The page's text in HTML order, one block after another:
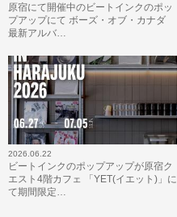
原宿にて開催中のビートインクのポッ
プアップにて ボーズ・オブ・カナダ
最新アルバ…
2026.06.22
ビートインクのポップアップが原宿ク
エスト4階カフェ 「YET(イエット)」に
て期間限定…